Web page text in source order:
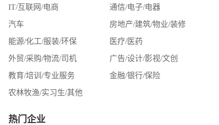
IT/互联网/电商 通信/电子/电器
汽车 房地产/建筑/物业/装修
能源/化工/服装/环保 医疗/医药
外贸/采购/物流/司机 广告/设计/影视/文创
教育/培训/专业服务 金融/银行/保险
农林牧渔/实习生/其他
热门企业
关闭